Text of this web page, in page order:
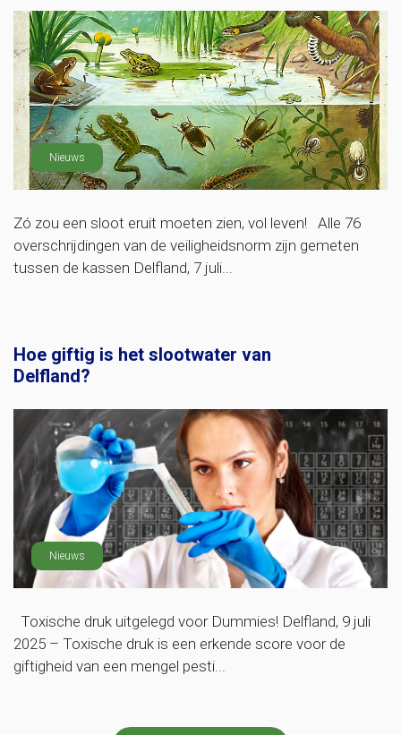
Nieuws
Zó zou een sloot eruit moeten zien, vol leven! Alle 76
overschrijdingen van de veiligheidsnorm zijn gemeten
tussen de kassen Delfland, 7 juli...
Hoe giftig is het slootwater van
Delfland?
Nieuws
Toxische druk uitgelegd voor Dummies! Delfland, 9 juli
2025 – Toxische druk is een erkende score voor de
giftigheid van een mengel pesti...